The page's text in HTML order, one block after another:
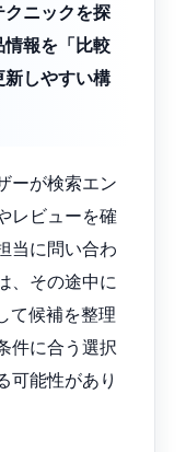
ニックを探
報を「比較
新しやすい構
ーが検索エン
レビューを確
当に問い合わ
、その途中に
て候補を整理
件に合う選択
可能性があり